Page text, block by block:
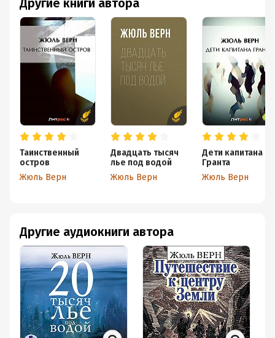
познавательное путешествие в мир уже навсегда
потерянной для человечества первозданной Южной
Америки.
Дальше немного иллюстраций Леона Бенетта
Другие книги автора
Таинственный
остров
Жюль Верн
Двадцать тысяч
лье под водой
Жюль Верн
Дети капитана
Гранта
Жюль Верн
Другие аудиокниги автора